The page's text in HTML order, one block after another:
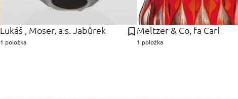
Lukáš , Moser, a.s. Jabůrek
1 položka
Meltzer & Co, fa Carl
1 položka